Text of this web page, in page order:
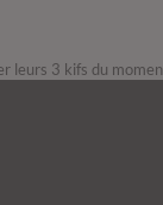
leurs 3 kifs du